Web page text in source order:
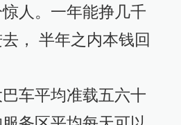
人。一年能挣几千
， 半年之内本钱回
车平均准载五六十